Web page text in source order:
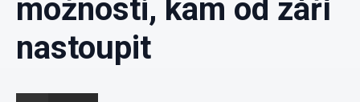
možnosti, kam od září
nastoupit